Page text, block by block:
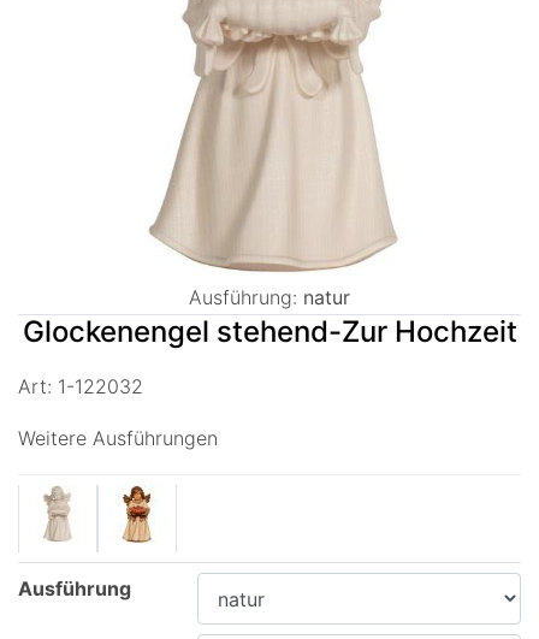
Ausführung: natur
Glockenengel stehend-Zur Hochzeit
Art: 1-122032
Weitere Ausführungen
Ausführung